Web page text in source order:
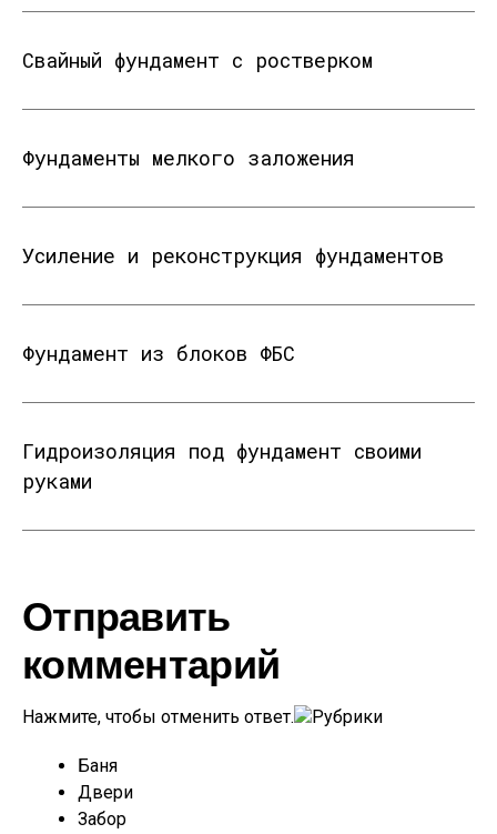
Свайный фундамент с ростверком
Фундаменты мелкого заложения
Усиление и реконструкция фундаментов
Фундамент из блоков ФБС
Гидроизоляция под фундамент своими
руками
Отправить
комментарий
Нажмите, чтобы отменить ответ. Рубрики
Баня
Двери
Забор